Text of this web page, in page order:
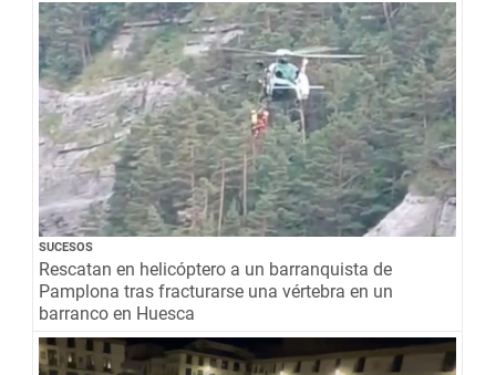
SUCESOS
Rescatan en helicóptero a un barranquista de
Pamplona tras fracturarse una vértebra en un
barranco en Huesca